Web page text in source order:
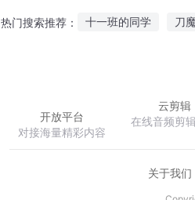
热门搜索推荐： 十一班的同学 刀
开放平台
对接海量精彩内容
云剪辑
在线音频剪
关于我们